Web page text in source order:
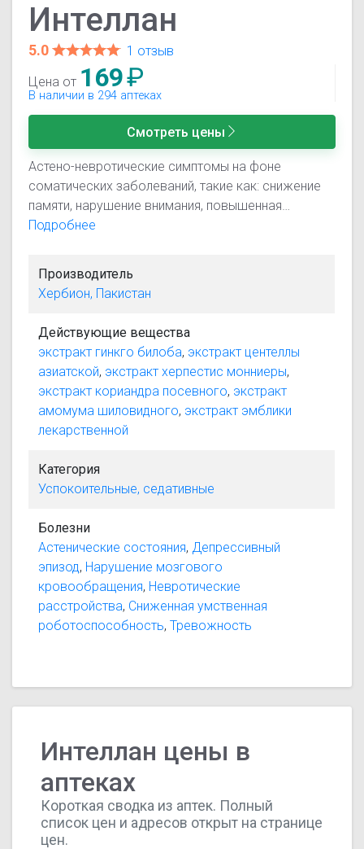
Интеллан
5.0
1 отзыв
Цена от 169₽
В наличии в 294 аптеках
Смотреть цены
Астено-невротические симптомы на фоне
соматических заболеваний, такие как: снижение
памяти, нарушение внимания, повышенная
утомляемость.
Подробнее
Производитель
Хербион, Пакистан
Действующие вещества
экстракт гинкго билоба, экстракт центеллы
азиатской, экстракт херпестис монниеры,
экстракт кориандра посевного, экстракт
амомума шиловидного, экстракт эмблики
лекарственной
Категория
Успокоительные, седативные
Болезни
Астенические состояния, Депрессивный
эпизод, Нарушение мозгового
кровообращения, Невротические
расстройства, Сниженная умственная
роботоспособность,Тревожность
Интеллан цены в
аптеках
Короткая сводка из аптек. Полный
список цен и адресов открыт на странице
цен.